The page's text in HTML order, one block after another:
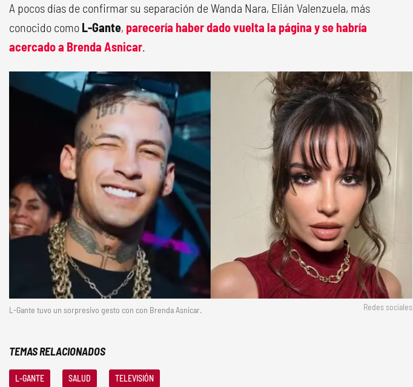
A pocos días de confirmar su separación de Wanda Nara, Elián Valenzuela, más
conocido como L-Gante, parecería haber dado vuelta la página y se habría
acercado a Brenda Asnicar.
L-Gante tuvo un sorpresivo gesto con con Brenda Asnicar. Redes sociales
TEMAS RELACIONADOS
L-GANTE SALUD TELEVISIÓN